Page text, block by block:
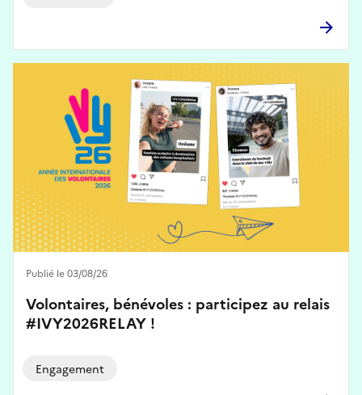
Volontaires, bénévoles : participez au relais
#IVY2026RELAY !
Engagement
Publié le 03/08/26